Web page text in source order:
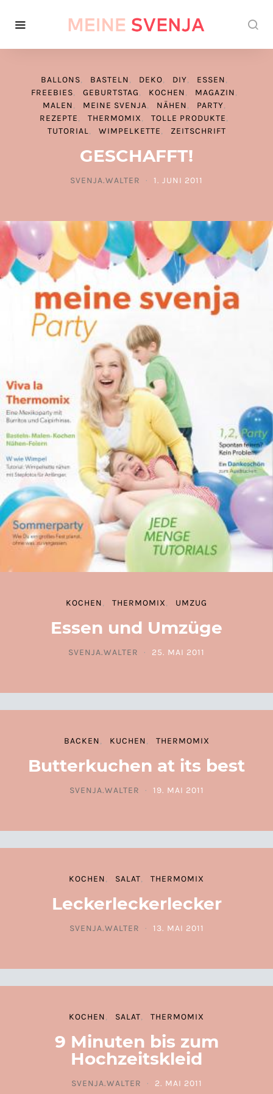
BALLONS BASTELN DEKO DIY
ESSEN
FREEBIES
GEBURTSTAG KOCHEN
MAGAZIN
MALEN
MEINE SVENJA NÄHEN
PARTY
REZEPTE
THERMOMIX
TOLLE PRODUKTE
TUTORIAL
WIMPELKETTE ZEITSCHRIFT
GESCHAFFT!
SVENJA.WALTER
POSTED ON
1. JUNI 2011
KOCHEN THERMOMIX UMZUG
Essen und Umzüge
SVENJA.WALTER
POSTED ON
25. MAI 2011
BACKEN KUCHEN THERMOMIX
Butterkuchen at its best
SVENJA.WALTER
POSTED ON
19. MAI 2011
KOCHEN SALAT THERMOMIX
Leckerleckerlecker
SVENJA.WALTER
POSTED ON
13. MAI 2011
KOCHEN SALAT THERMOMIX
9 Minuten bis zum
Hochzeitskleid
SVENJA.WALTER
POSTED ON
2. MAI 2011